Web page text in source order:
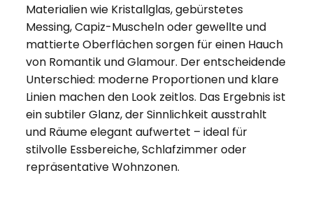
Materialien wie Kristallglas, gebürstetes
Messing, Capiz-Muscheln oder gewellte und
mattierte Oberflächen sorgen für einen Hauch
von Romantik und Glamour. Der entscheidende
Unterschied: moderne Proportionen und klare
Linien machen den Look zeitlos. Das Ergebnis ist
ein subtiler Glanz, der Sinnlichkeit ausstrahlt
und Räume elegant aufwertet – ideal für
stilvolle Essbereiche, Schlafzimmer oder
repräsentative Wohnzonen.